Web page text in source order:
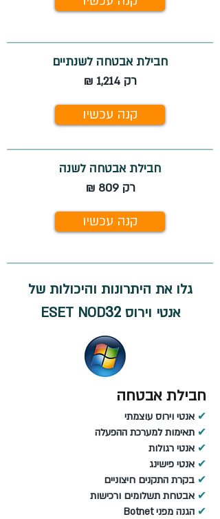
חבילת אבטחה לשנתיים
רק 1,214 ₪
קנה עכשיו
חבילת אבטחה לשנה
רק 809 ₪
קנה עכשיו
גלו את היתרונות והיכולות של
אנטי וירוס ESET NOD32
חבילת אבטחה
✔ אנטי וירוס עוצמתי
✔ תאימות למערכת ההפעלה
✔ אנטי רגולות
✔ אנטי פישינג
✔ בקרת התקנים חיצוניים
✔ אבטחת תשלומים ורכישות
✔ הגנה מפני Botnet